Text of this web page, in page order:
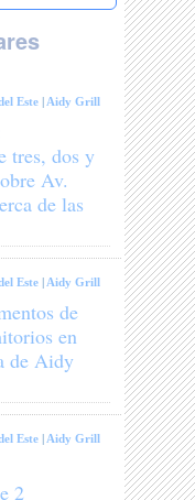
Este | Aidy Grill
tres, dos y
Av.
de las
Este | Aidy Grill
de
en
de Aidy
Este | Aidy Grill
2